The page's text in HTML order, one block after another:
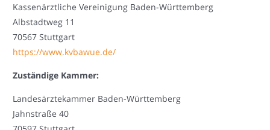
Kassenärztliche Vereinigung Baden-Württemberg
Albstadtweg 11
70567 Stuttgart
https://www.kvbawue.de/
Zuständige Kammer:
Landesärztekammer Baden-Württemberg
Jahnstraße 40